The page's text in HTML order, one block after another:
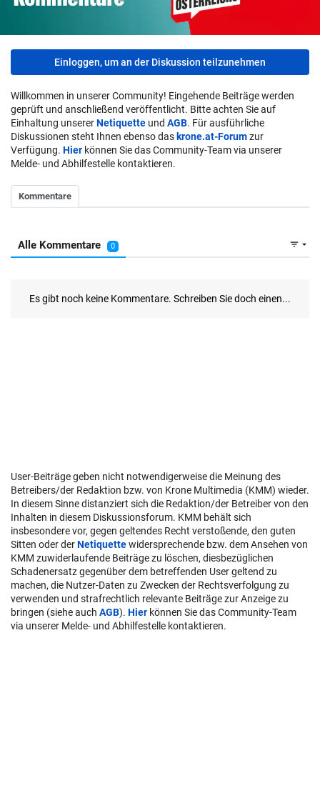
Einloggen, um an der Diskussion teilzunehmen
Willkommen in unserer Community! Eingehende Beiträge werden
geprüft und anschließend veröffentlicht. Bitte achten Sie auf
Einhaltung unsererNetiquette und AGB. Für ausführliche
Diskussionen steht Ihnen ebenso das krone.at-Forumzur
Verfügung. Hier können Sie das Community-Team via unserer
Melde- und Abhilfestelle kontaktieren.
User-Beiträge geben nicht notwendigerweise die Meinung des
Betreibers/der Redaktion bzw. von Krone Multimedia (KMM) wieder.
In diesem Sinne distanziert sich die Redaktion/der Betreiber von den
Inhalten in diesem Diskussionsforum. KMM behält sich
insbesondere vor, gegen geltendes Recht verstoßende, den guten
Sitten oder derNetiquettewidersprechende bzw. dem Ansehen von
KMM zuwiderlaufende Beiträge zu löschen, diesbezüglichen
Schadenersatz gegenüber dem betreffenden User geltend zu
machen, die Nutzer-Daten zu Zwecken der Rechtsverfolgung zu
verwenden und strafrechtlich relevante Beiträge zur Anzeige zu
bringen (siehe auch AGB). Hier können Sie das Community-Team
via unserer Melde- und Abhilfestelle kontaktieren.